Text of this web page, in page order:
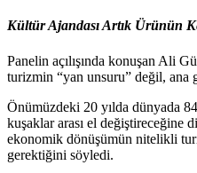
Kültür Ajandası Artık Ürünün
Panelin açılışında konuşan Ali
turizmin “yan unsuru” değil, ana
Önümüzdeki 20 yılda dünyada
kuşaklar arası el değiştireceğine
ekonomik dönüşümün nitelikli
gerektiğini söyledi.